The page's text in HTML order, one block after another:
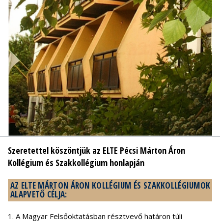
Szeretettel köszöntjük az ELTE Pécsi Márton Áron
Kollégium és Szakkollégium honlapján
AZ ELTE MÁRTON ÁRON KOLLÉGIUM ÉS SZAKKOLLÉGIUMOK
ALAPVETŐ CÉLJA:
1. A Magyar Felsőoktatásban résztvevő határon túli